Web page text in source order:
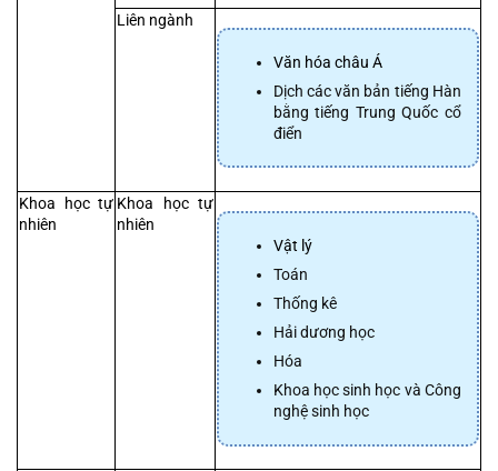
Liên ngành
Văn hóa châu Á
Dịch các văn bản tiếng Hàn
bằng tiếng Trung Quốc cổ
điển
Khoa học tự
nhiên
Khoa học tự
nhiên
Vật lý
Toán
Thống kê
Hải dương học
Hóa
Khoa học sinh học và Công
nghệ sinh học